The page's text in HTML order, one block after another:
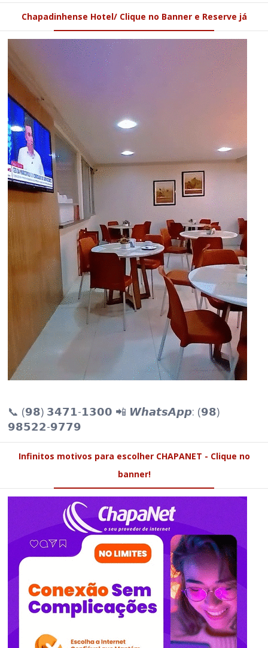
Chapadinhense Hotel/ Clique no Banner e Reserve já
📞 (𝟵𝟴) 𝟯𝟰𝟳𝟭-𝟭𝟯𝟬𝟬 📲 𝙒𝙝𝙖𝙩𝙨𝘼𝙥𝙥: (𝟵𝟴)
𝟵𝟴𝟱𝟮𝟮-𝟵𝟳𝟳𝟵
Infinitos motivos para escolher CHAPANET - Clique no
banner!